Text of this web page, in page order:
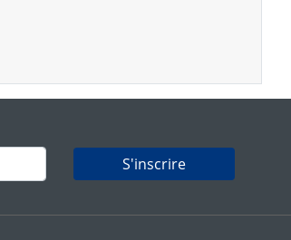
S'inscrire